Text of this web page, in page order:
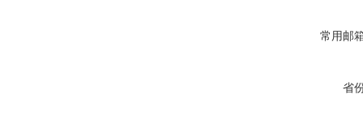
常用邮
省